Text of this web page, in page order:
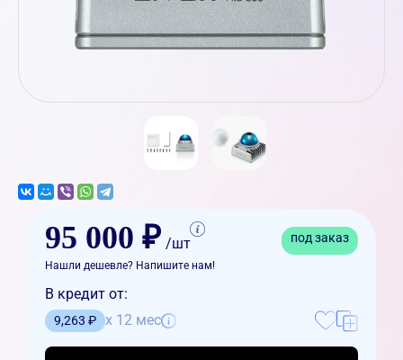
95 000 ₽ /шт под заказ
Нашли дешевле? Напишите нам!
В кредит от:
9,263 ₽ x 12 мес